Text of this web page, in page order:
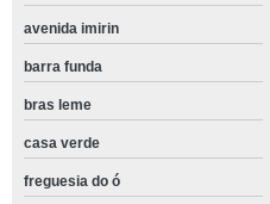
avenida imirin
barra funda
bras leme
casa verde
freguesia do ó